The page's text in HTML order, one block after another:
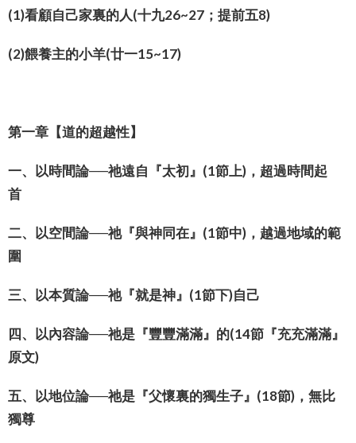
(1)看顧自己家裏的人(十九26~27；提前五8)
(2)餵養主的小羊(廿一15~17)
第一章【道的超越性】
一、以時間論──祂遠自『太初』(1節上)，超過時間起
首
二、以空間論──祂『與神同在』(1節中)，越過地域的範
圍
三、以本質論──祂『就是神』(1節下)自己
四、以內容論──祂是『豐豐滿滿』的(14節『充充滿滿』
原文)
五、以地位論──祂是『父懷裏的獨生子』(18節)，無比
獨尊